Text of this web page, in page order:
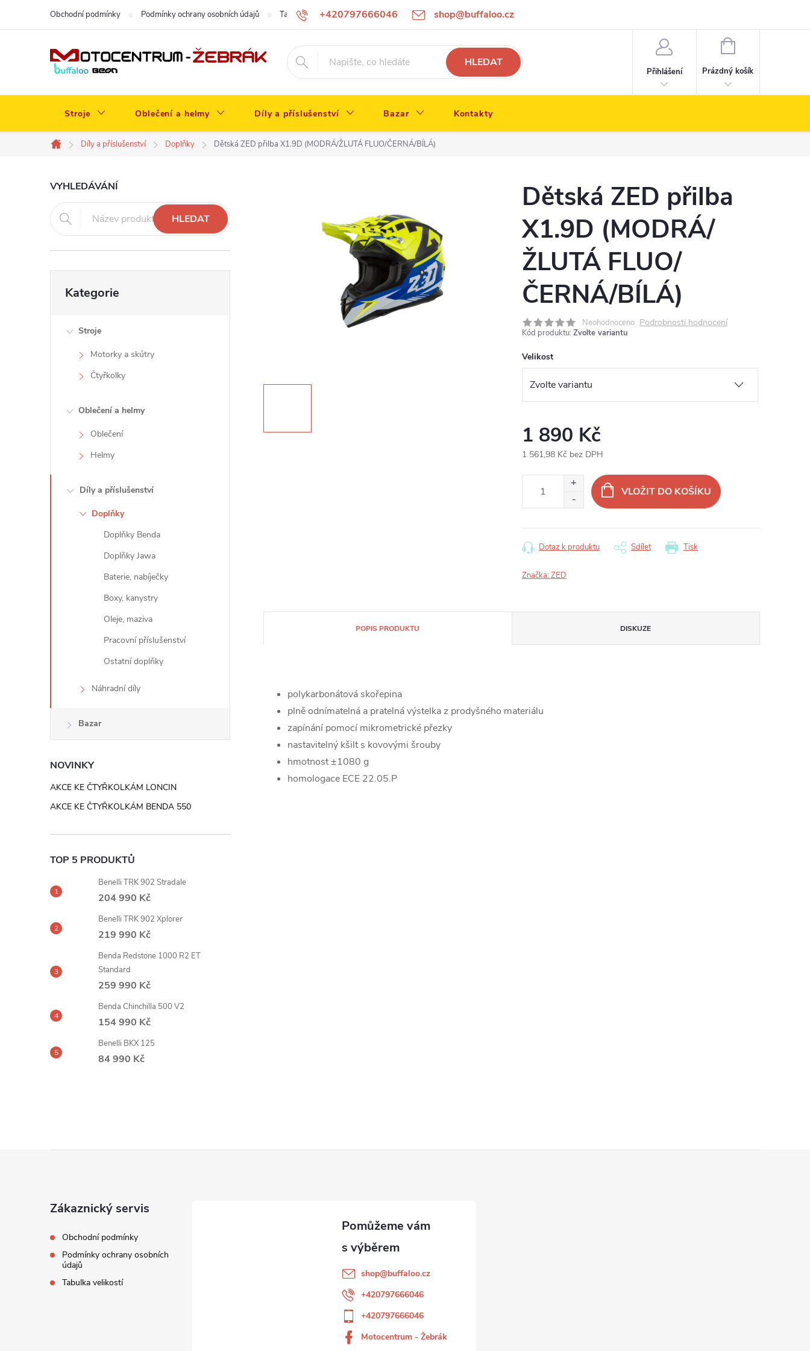
+420797666046 shop@buffaloo.cz
Obchodní podmínky Podmínky ochrany osobních údajů Tabulka velikostí
HLEDAT
Přihlášení
NÁKUPNÍ
Prázdný košík
Stroje Oblečení a helmy Díly a příslušenství Bazar Kontakty
Domů
Díly a příslušenství Doplňky Dětská ZED přilba X1.9D (MODRÁ/ŽLUTÁ FLUO/ČERNÁ/BÍLÁ)
P
o
s
p
VYHLEDÁVÁNÍ
HLEDAT
kategorie
Kategorie
Stroje
Motorky a skútry
Čtyřkolky
Oblečení a helmy
Oblečení
Helmy
Díly a příslušenství
Doplňky
Doplňky Benda
Doplňky Jawa
Baterie, nabíječky
Boxy, kanystry
Oleje, maziva
Pracovní příslušenství
Ostatní doplňky
Náhradní díly
Bazar
NOVINKY
AKCE KE ČTYŘKOLKÁM LONCIN
AKCE KE ČTYŘKOLKÁM BENDA 550
TOP 5 PRODUKTŮ
Benelli TRK 902 Stradale
204 990 Kč
Benelli TRK 902 Xplorer
219 990 Kč
Benda Redstone 1000 R2 ET
Standard
259 990 Kč
Benda Chinchilla 500 V2
154 990 Kč
Benelli BKX 125
84 990 Kč
Dětská ZED přilba
X1.9D (MODRÁ/
ŽLUTÁ FLUO/
ČERNÁ/BÍLÁ)
Neohodnoceno Podrobnosti hodnocení
Kód produktu: Zvolte variantu
Velikost
1 890 Kč
1 561,98 Kč bez DPH
VLOŽIT DO KOŠÍKU
Tisk
Dotaz k produktu Sdílet
Značka:ZED
POPIS PRODUKTU DISKUZE
polykarbonátová skořepina
plně odnímatelná a pratelná výstelka z prodyšného materiálu
zapínání pomocí mikrometrické přezky
nastavitelný kšilt s kovovými šrouby
hmotnost ±1080 g
homologace ECE 22.05.P
Zákaznický servis
Obchodní podmínky
Podmínky ochrany osobních
údajů
Tabulka velikostí
shop@buffaloo.cz
+420797666046
+420797666046
Motocentrum - Žebrák